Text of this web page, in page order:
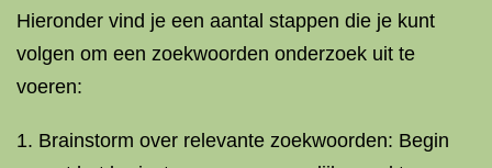
Hieronder vind je een aantal stappen die je kunt
volgen om een zoekwoorden onderzoek uit te
voeren:
Brainstorm over relevante zoekwoorden: Begin